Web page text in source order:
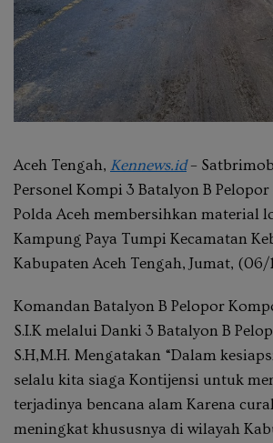
Aceh Tengah, Kennews.id–
Personel Kompi 3 Batalyon B
Polda Aceh membersihkan material
Kampung Paya Tumpi Kecamatan
Kabupaten Aceh Tengah, Jumat, (06/
Komandan Batalyon B Pelopor
S.I.K melalui Danki 3 Batalyon B
S.H,M.H. Mengatakan “Dalam
selalu kita siaga Kontijensi untuk
terjadinya bencana alam Karena
meningkat khususnya di wilayah